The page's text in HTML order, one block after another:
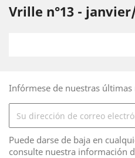
Vrille n°13 -
Infórmese de nuestras
Puede darse de baja en
consulte nuestra información